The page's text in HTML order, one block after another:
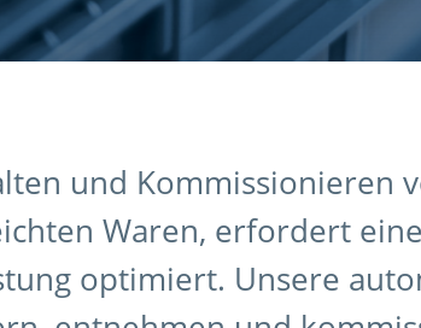
und Kommissionieren
Waren, erfordert
optimiert. Unsere